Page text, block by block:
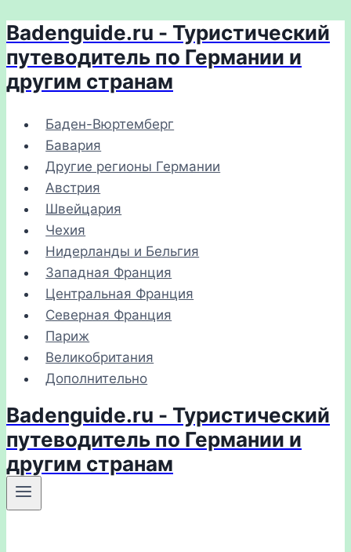
Перейти
к
содержимому
Badenguide.ru - Туристический
путеводитель по Германии и
другим странам
Баден-Вюртемберг
Бавария
Другие регионы Германии
Австрия
Швейцария
Чехия
Нидерланды и Бельгия
Западная Франция
Центральная Франция
Северная Франция
Париж
Великобритания
Дополнительно
Badenguide.ru - Туристический
путеводитель по Германии и
другим странам